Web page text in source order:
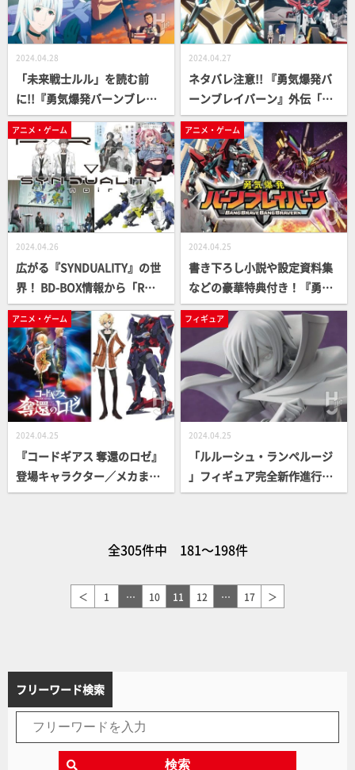
2024.04.28
「未来戦士ルル」を読む前
に!!『勇気爆発バーンブレイ
バーン』本編12話のあらすじ
を一気に振り返り!!【後編】
2024.04.27
ネタバレ注意!! 『勇気爆発バ
ーンブレイバーン』外伝「未
来戦士ルル」を読む前にTVア
ニメ本編を凝縮解説！【前
編】
アニメ・ゲーム
2024.04.26
広がる『SYNDUALITY』の世
界！ BD-BOX情報から「R×
R」楽曲MV等々『SYNDUALI
TY』情報を一挙にお届け！
アニメ・ゲーム
2024.04.25
書き下ろし小説や設定資料集
などの豪華特典付き！『勇気
爆発バーンブレイバーン』Bl
u-ray（全2巻）が発売決定!!
アニメ・ゲーム
2024.04.25
『コードギアス 奪還のロゼ』
登場キャラクター／メカまと
め！2024年5月10日（金）よ
フィギュア
2024.04.25
「ルルーシュ・ランペルージ
」フィギュア完全新作進行
中！ 5月公開『コードギアス
ク！
全305件中 181～198件
＜ 1 … 10 11 12 … 17 ＞
フリーワード検索
検索